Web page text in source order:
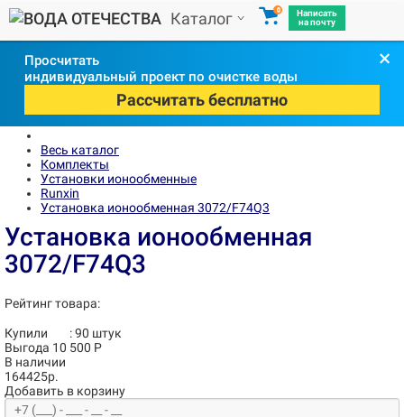
Каталог 0
Написать
на почту
Просчитать
индивидуальный проект по очистке воды
Рассчитать бесплатно
×
Весь каталог
Комплекты
Установки ионообменные
Runxin
Установка ионообменная 3072/F74Q3
Установка ионообменная
3072/F74Q3
Рейтинг товара:
Купили :90 штук
Выгода 10 500 Р
В наличии
164425р.
Добавить в корзину